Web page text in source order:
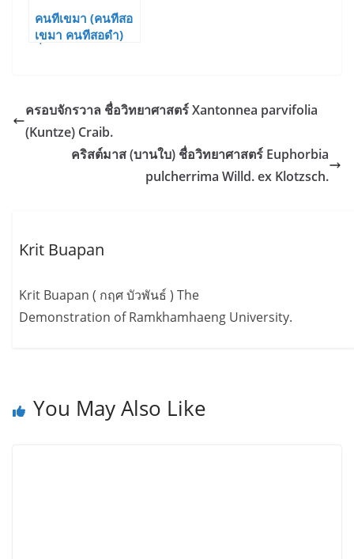
คนทีเขมา (คนทีสอ
เขมา คนทีสอดำ)
ครอบจักรวาล ชื่อวิทยาศาสตร์ Xantonnea parvifolia
(Kuntze) Craib.
คริสต์มาส (บานใบ) ชื่อวิทยาศาสตร์ Euphorbia
pulcherrima Willd. ex Klotzsch.
Krit Buapan
Krit Buapan ( กฤศ บัวพันธ์ ) The
Demonstration of Ramkhamhaeng University.
You May Also Like